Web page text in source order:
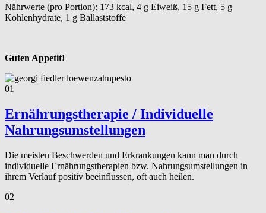
Nährwerte (pro Portion): 173 kcal, 4 g Eiweiß, 15 g Fett, 5 g
Kohlenhydrate, 1 g Ballaststoffe
Guten Appetit!
01
Ernährungstherapie / Individuelle
Nahrungsumstellungen
Die meisten Beschwerden und Erkrankungen kann man durch
individuelle Ernährungstherapien bzw. Nahrungsumstellungen in
ihrem Verlauf positiv beeinflussen, oft auch heilen.
02